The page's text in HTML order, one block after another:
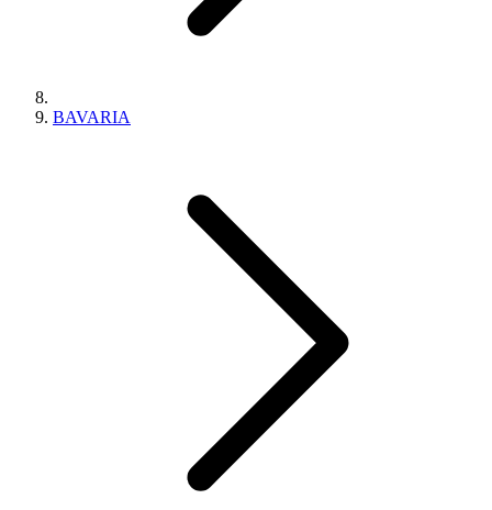
BAVARIA